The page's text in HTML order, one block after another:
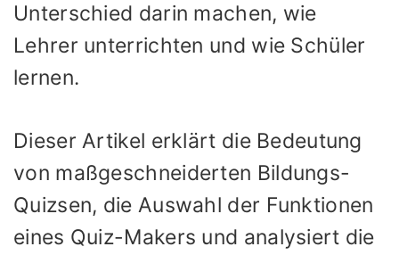
Unterschied darin machen, wie
Lehrer unterrichten und wie Schüler
lernen.
Dieser Artikel erklärt die Bedeutung
von maßgeschneiderten Bildungs-
Quizsen, die Auswahl der Funktionen
eines Quiz-Makers und analysiert die